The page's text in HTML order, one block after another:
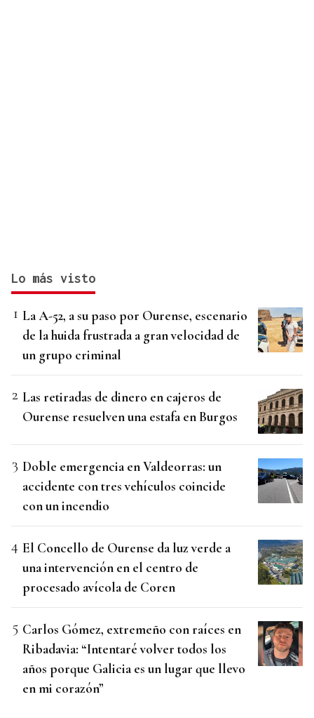
Lo más visto
La A-52, a su paso por Ourense, escenario
de la huida frustrada a gran velocidad de
un grupo criminal
Las retiradas de dinero en cajeros de
Ourense resuelven una estafa en Burgos
Doble emergencia en Valdeorras: un
accidente con tres vehículos coincide
con un incendio
El Concello de Ourense da luz verde a
una intervención en el centro de
procesado avícola de Coren
Carlos Gómez, extremeño con raíces en
Ribadavia: “Intentaré volver todos los
años porque Galicia es un lugar que llevo
en mi corazón”